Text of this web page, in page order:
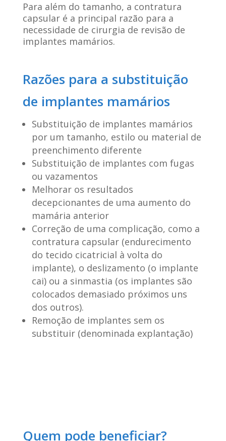
Para além do tamanho, a contratura
capsular é a principal razão para a
necessidade de cirurgia de revisão de
implantes mamários.
Razões para a substituição
de implantes mamários
Substituição de implantes mamários
por um tamanho, estilo ou material de
preenchimento diferente
Substituição de implantes com fugas
ou vazamentos
Melhorar os resultados
decepcionantes de uma aumento do
mamária anterior
Correção de uma complicação, como a
contratura capsular (endurecimento
do tecido cicatricial à volta do
implante), o deslizamento (o implante
cai) ou a sinmastia (os implantes são
colocados demasiado próximos uns
dos outros).
Remoção de implantes sem os
substituir (denominada explantação)
Quem pode beneficiar?